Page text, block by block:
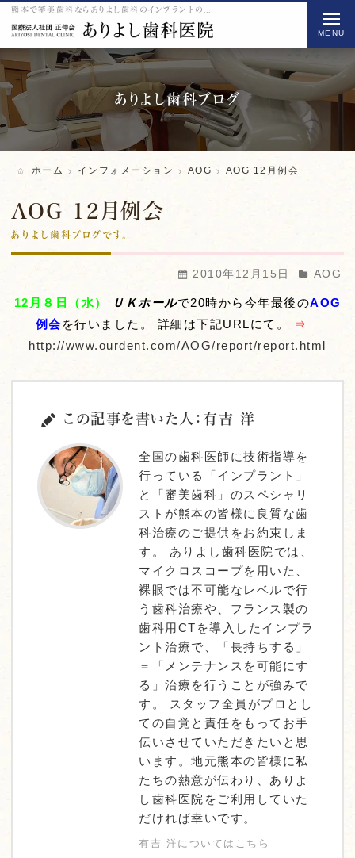
ありよし歯科ブログ
ホーム インフォメーション AOG AOG 12月例会
AOG 12月例会
ありよし歯科ブログです。
2010年12月15日 AOG
12月８日（水） ＵＫホールで20時から今年最後のAOG
例会を行いました。 詳細は下記URLにて。
⇒
http://www.ourdent.com/AOG/report/report.html
この記事を書いた人：有吉 洋
全国の歯科医師に技術指導を
行っている「インプラント」
と「審美歯科」のスペシャリ
ストが熊本の皆様に良質な歯
科治療のご提供をお約束しま
す。 ありよし歯科医院では、
マイクロスコープを用いた、
裸眼では不可能なレベルで行
う歯科治療や、フランス製の
歯科用CTを導入したインプラ
ント治療で、「長持ちする」
＝「メンテナンスを可能にす
る」治療を行うことが強みで
す。 スタッフ全員がプロとし
ての自覚と責任をもってお手
伝いさせていただきたいと思
います。地元熊本の皆様に私
たちの熱意が伝わり、ありよ
し歯科医院をご利用していた
だければ幸いです。
有吉 洋についてはこちら
t
o
g
l
t